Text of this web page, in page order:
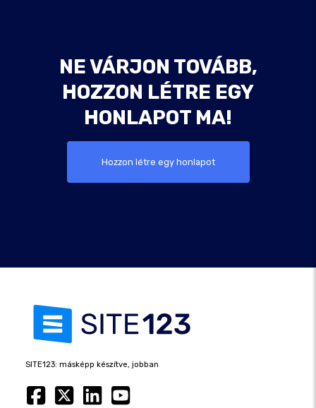
NE VÁRJON TOVÁBB,
HOZZON LÉTRE EGY
HONLAPOT MA!
Hozzon létre egy honlapot
SITE123: másképp készítve, jobban